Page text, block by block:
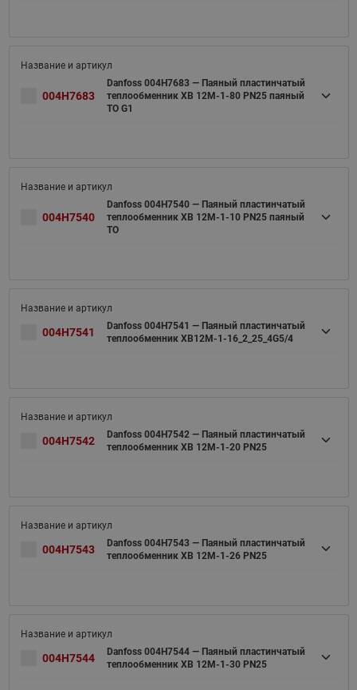
004H7683
Danfoss 004H7683 — Паяный пластинчатый
теплообменник XB 12M-1-80 PN25 паяный
ТО G1
004H7540
Danfoss 004H7540 — Паяный пластинчатый
теплообменник XB 12M-1-10 PN25 паяный
ТО
004H7541
Danfoss 004H7541 — Паяный пластинчатый
теплообменник XB12M-1-16_2_25_4G5/4
004H7542
Danfoss 004H7542 — Паяный пластинчатый
теплообменник XB 12M-1-20 PN25
004H7543
Danfoss 004H7543 — Паяный пластинчатый
теплообменник XB 12M-1-26 PN25
004H7544
Danfoss 004H7544 — Паяный пластинчатый
теплообменник XB 12M-1-30 PN25